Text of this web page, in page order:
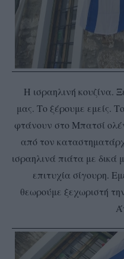
Η ισραηλινή κουζίνα.
μας. Το ξέρουμε εμείς.
φτάνουν στο Μπατσί
από τον
ισραηλινά πιάτα με δικά
επιτυχία σίγουρη.
θεωρούμε ξεχωριστή